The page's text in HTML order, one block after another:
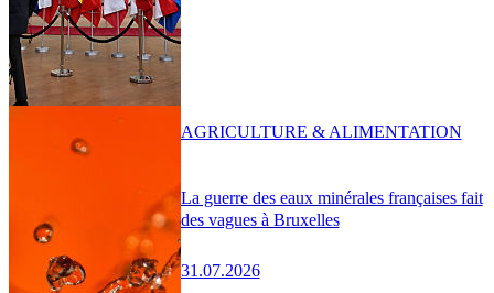
La guerre des eaux minérales françaises fait
des vagues à Bruxelles
31.07.2026
AGRICULTURE & ALIMENTATION